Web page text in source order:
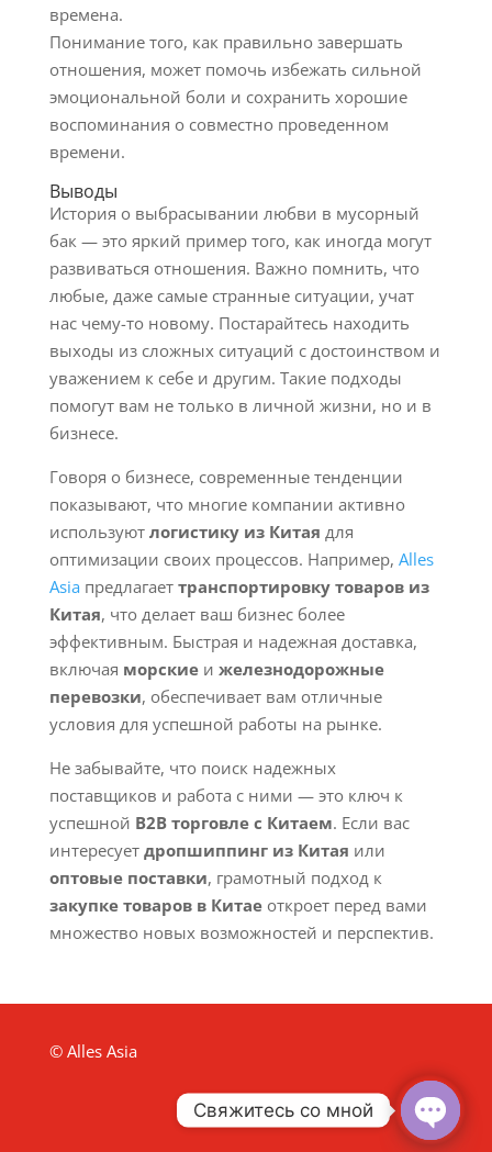
времена.
Понимание того, как правильно завершать
отношения, может помочь избежать сильной
эмоциональной боли и сохранить хорошие
воспоминания о совместно проведенном
времени.
Выводы
История о выбрасывании любви в мусорный
бак — это яркий пример того, как иногда могут
развиваться отношения. Важно помнить, что
любые, даже самые странные ситуации, учат
нас чему-то новому. Постарайтесь находить
выходы из сложных ситуаций с достоинством и
уважением к себе и другим. Такие подходы
помогут вам не только в личной жизни, но и в
бизнесе.
Говоря о бизнесе, современные тенденции
показывают, что многие компании активно
используют логистику из Китая для
оптимизации своих процессов. Например, Alles
Asia предлагает транспортировку товаров из
Китая, что делает ваш бизнес более
эффективным. Быстрая и надежная доставка,
включая морскиеи железнодорожные
перевозки, обеспечивает вам отличные
условия для успешной работы на рынке.
Не забывайте, что поиск надежных
поставщиков и работа с ними — это ключ к
успешной B2B торговле с Китаем. Если вас
интересует дропшиппинг из Китая или
оптовые поставки, грамотный подход к
закупке товаров в Китаеоткроет перед вами
множество новых возможностей и перспектив.
© Alles Asia
Свяжитесь со мной
Open